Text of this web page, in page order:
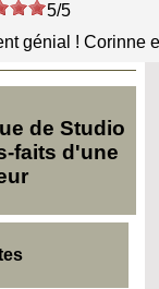
5/5
génial ! Corinne
de Studio
faits d'une